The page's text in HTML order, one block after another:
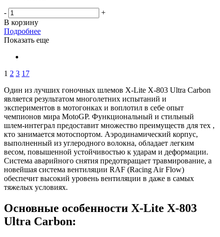
-
+
В корзину
Подробнее
Показать еще
1 2 3 17
Один из лучших гоночных шлемов X-Lite X-803 Ultra Carbon
является результатом многолетних испытаний и
экспериментов в мотогонках и воплотил в себе опыт
чемпионов мира MotoGP. Функциональный и стильный
шлем-интеграл предоставит множество преимуществ для тех ,
кто занимается мотоспортом. Аэродинамический корпус,
выполненный из углеродного волокна, обладает легким
весом, повышенной устойчивостью к ударам и деформации.
Система аварийного снятия предотвращает травмирование, а
новейшая система вентиляции RAF (Racing Air Flow)
обеспечит высокий уровень вентиляции в даже в самых
тяжелых условиях.
Основные особенности X-Lite X-803
Ultra Carbon: